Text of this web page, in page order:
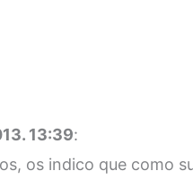
13:39:
os indico que como